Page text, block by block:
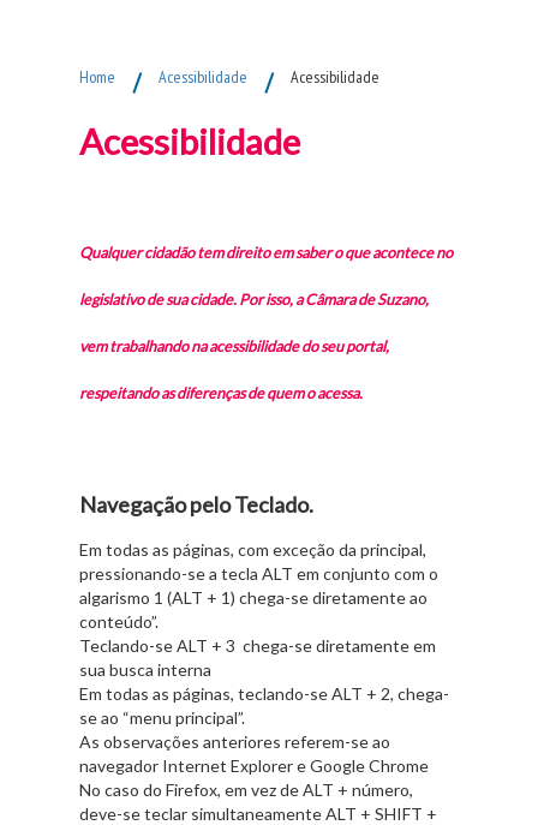
Home / Acessibilidade / Acessibilidade
Acessibilidade
Qualquer cidadão tem direito em saber o que acontece no
legislativo de sua cidade. Por isso, a Câmara de Suzano,
vem trabalhando na acessibilidade do seu portal,
respeitando as diferenças de quem o acessa.
Navegação pelo Teclado.
Em todas as páginas, com exceção da principal,
pressionando-se a tecla ALT em conjunto com o
algarismo 1 (ALT + 1) chega-se diretamente ao
conteúdo”.
Teclando-se ALT + 3 chega-se diretamente em
sua busca interna
Em todas as páginas, teclando-se ALT + 2, chega-
se ao “menu principal”.
As observações anteriores referem-se ao
navegador Internet Explorer e Google Chrome
No caso do Firefox, em vez de ALT + número,
deve-se teclar simultaneamente ALT + SHIFT +